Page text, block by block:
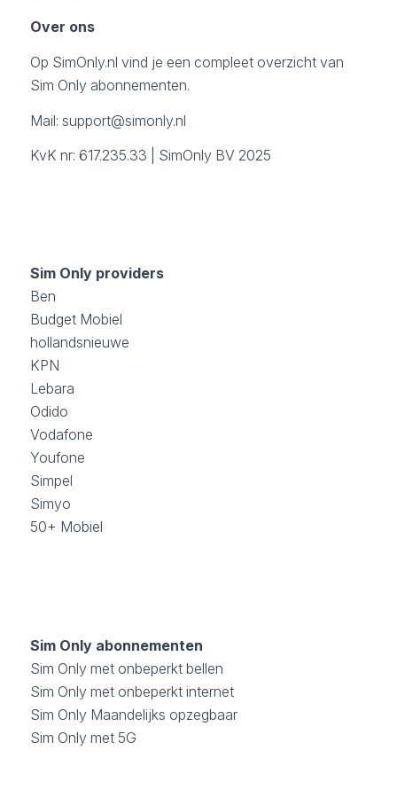
Over ons
Op SimOnly.nl vind je een compleet overzicht van
Sim Only abonnementen.
Mail: support@simonly.nl
KvK nr: 617.235.33 | SimOnly BV 2025
Sim Only providers
Ben
Budget Mobiel
hollandsnieuwe
KPN
Lebara
Odido
Vodafone
Youfone
Simpel
Simyo
50+ Mobiel
Sim Only abonnementen
Sim Only met onbeperkt bellen
Sim Only met onbeperkt internet
Sim Only Maandelijks opzegbaar
Sim Only met 5G